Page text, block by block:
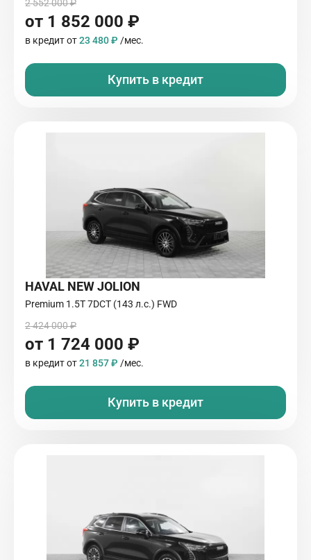
2 552 000 ₽
от 1 852 000 ₽
в кредит от23 480 ₽ /мес.
Купить в кредит
HAVAL NEW JOLION
Premium 1.5T 7DCT (143 л.с.) FWD
2 424 000 ₽
от 1 724 000 ₽
в кредит от21 857 ₽ /мес.
Купить в кредит